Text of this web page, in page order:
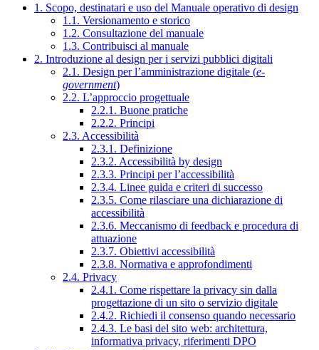
1. Scopo, destinatari e uso del Manuale operativo di design
1.1. Versionamento e storico
1.2. Consultazione del manuale
1.3. Contribuisci al manuale
2. Introduzione al design per i servizi pubblici digitali
2.1. Design per l’amministrazione digitale (e-
government)
2.2. L’approccio progettuale
2.2.1. Buone pratiche
2.2.2. Principi
2.3. Accessibilità
2.3.1. Definizione
2.3.2. Accessibilità by design
2.3.3. Principi per l’accessibilità
2.3.4. Linee guida e criteri di successo
2.3.5. Come rilasciare una dichiarazione di
accessibilità
2.3.6. Meccanismo di feedback e procedura di
attuazione
2.3.7. Obiettivi accessibilità
2.3.8. Normativa e approfondimenti
2.4. Privacy
2.4.1. Come rispettare la privacy sin dalla
progettazione di un sito o servizio digitale
2.4.2. Richiedi il consenso quando necessario
2.4.3. Le basi del sito web: architettura,
informativa privacy, riferimenti DPO